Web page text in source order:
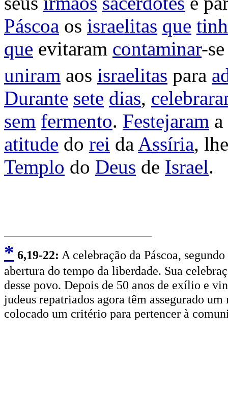
Páscoa os israelitas que
que evitaram contaminar-
uniram aos israelitas para
Durante sete dias,
sem fermento. Festejaram a
atitude do rei da Assíria,
Templo do Deus de Israel.
* 6,19-22: A celebração da Páscoa,
abertura do tempo da liberdade. Sua
desse povo. Depois de 50 anos de exílio e
judeus repatriados agora têm assegurado
colocado um critério para pertencer à